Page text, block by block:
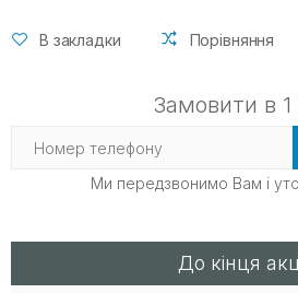
В закладки Порівняння
Замовити в 1
Ми передзвонимо Вам і
До кінця